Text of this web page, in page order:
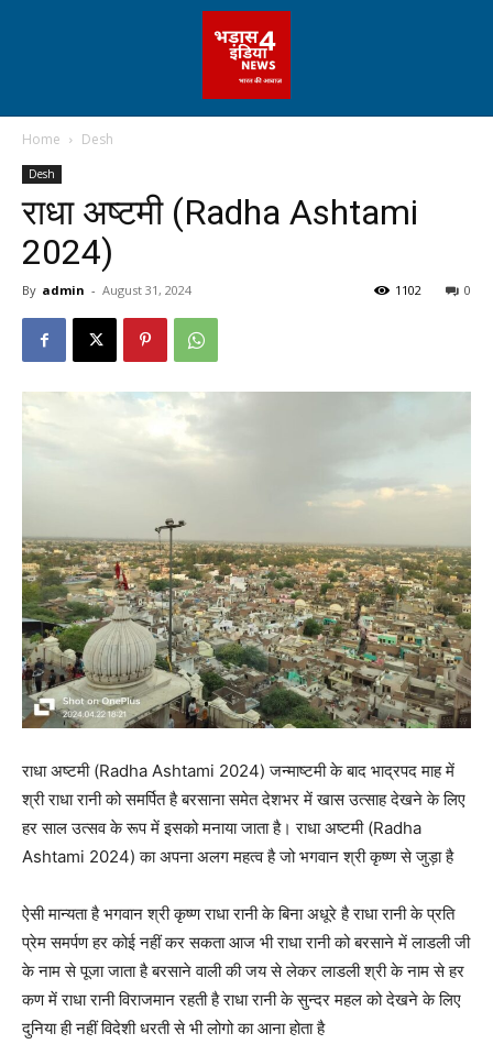
Home Desh
Desh
राधा अष्टमी (Radha Ashtami
2024)
By admin - August 31, 2024 0
1102
राधा अष्टमी (Radha Ashtami 2024) जन्माष्टमी के बाद भाद्रपद माह में
श्री राधा रानी को समर्पित है बरसाना समेत देशभर में खास उत्साह देखने के लिए
हर साल उत्सव के रूप में इसको मनाया जाता है। राधा अष्टमी (Radha
Ashtami 2024) का अपना अलग महत्व है जो भगवान श्री कृष्ण से जुड़ा है
ऐसी मान्यता है भगवान श्री कृष्ण राधा रानी के बिना अधूरे है राधा रानी के प्रति
प्रेम समर्पण हर कोई नहीं कर सकता आज भी राधा रानी को बरसाने में लाडली जी
के नाम से पूजा जाता है बरसाने वाली की जय से लेकर लाडली श्री के नाम से हर
कण में राधा रानी विराजमान रहती है राधा रानी के सुन्दर महल को देखने के लिए
दुनिया ही नहीं विदेशी धरती से भी लोगो का आना होता है